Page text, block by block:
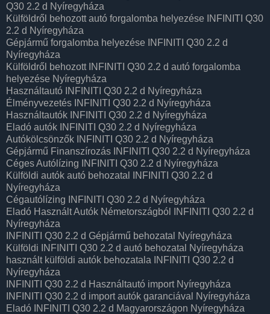
Q30 2.2 d Nyíregyháza
Külföldről behozott autó forgalomba helyezése INFINITI Q30
2.2 d Nyíregyháza
Gépjármű forgalomba helyezése INFINITI Q30 2.2 d
Nyíregyháza
Külföldről behozott INFINITI Q30 2.2 d autó forgalomba
helyezése Nyíregyháza
Használtautó‎ INFINITI Q30 2.2 d Nyíregyháza
Élményvezetés INFINITI Q30 2.2 d Nyíregyháza
Használtautó‎k INFINITI Q30 2.2 d Nyíregyháza
Eladó autók INFINITI Q30 2.2 d Nyíregyháza
Autókölcsönzők INFINITI Q30 2.2 d Nyíregyháza
Gépjármű Finanszírozás INFINITI Q30 2.2 d Nyíregyháza
Céges Autólízing INFINITI Q30 2.2 d Nyíregyháza
Külföldi autók‎ autó behozatal INFINITI Q30 2.2 d
Nyíregyháza
Cégautólízing INFINITI Q30 2.2 d Nyíregyháza
Eladó Használt Autók Németországból INFINITI Q30 2.2 d
Nyíregyháza
INFINITI Q30 2.2 d Gépjármű behozatal Nyíregyháza
Külföldi INFINITI Q30 2.2 d autó behozatal Nyíregyháza
használt külföldi autók behozatala INFINITI Q30 2.2 d
Nyíregyháza
INFINITI Q30 2.2 d Használtautó import Nyíregyháza
INFINITI Q30 2.2 d import autók garanciával Nyíregyháza
Eladó INFINITI Q30 2.2 d Magyarországon‎ Nyíregyháza